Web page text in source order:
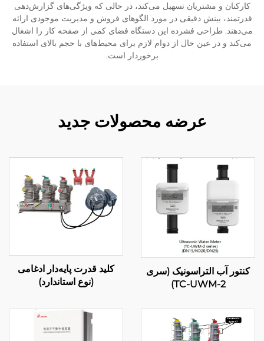
کارکنان و مشتریان تسهیل می‌کند، در حالی که ویژگی‌های گزارش‌دهی
قدرتمند، بینش دقیقی در مورد الگوهای فروش و مدیریت موجودی ارائه
می‌دهند. طراحی فشرده این دستگاه فضای کمی از صفحه کار را اشغال
می‌کند و در عین حال از دوام لازم برای محیط‌های با حجم بالای استفاده
برخوردار است.
عرضه محصولات جدید
کنتور آب التراسونیک (سری
TC-UWM-2)
کلید قدرت پایه‌دار ادغامی
(نوع استاندارد)